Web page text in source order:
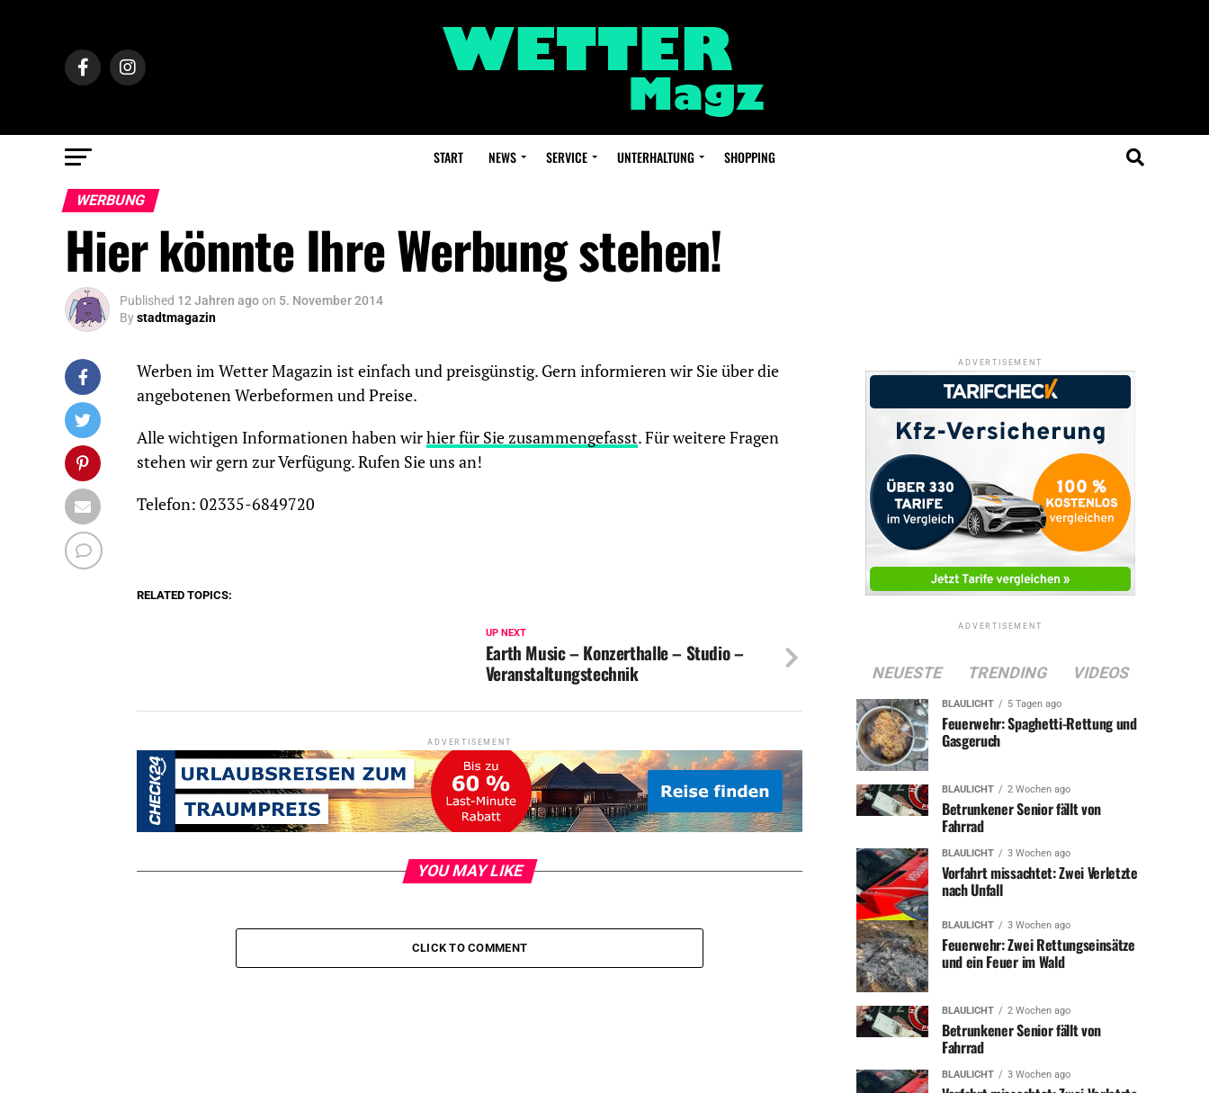
START NEWS SERVICE UNTERHALTUNG SHOPPING
WERBUNG
Hier könnte Ihre Werbung stehen!
Published 12 Jahren agoon 5. November 2014
Bystadtmagazin
Werben im Wetter Magazin ist einfach und preisgünstig. Gern informieren wir Sie über die
angebotenen Werbeformen und Preise.
Alle wichtigen Informationen haben wirhier für Sie zusammengefasst. Für weitere Fragen
stehen wir gern zur Verfügung. Rufen Sie uns an!
Telefon: 02335-6849720
RELATED TOPICS:
UP NEXT
Earth Music – Konzerthalle – Studio –
Veranstaltungstechnik
ADVERTISEMENT
YOU MAY LIKE
CLICK TO COMMENT
ADVERTISEMENT
ADVERTISEMENT
NEUESTE TRENDING VIDEOS
BLAULICHT 5 Tagen ago
Feuerwehr: Spaghetti-Rettung und
Gasgeruch
BLAULICHT 2 Wochen ago
Betrunkener Senior fällt von
Fahrrad
BLAULICHT 3 Wochen ago
Vorfahrt missachtet: Zwei Verletzte
nach Unfall
BLAULICHT 3 Wochen ago
Feuerwehr: Zwei Rettungseinsätze
und ein Feuer im Wald
BLAULICHT 2 Wochen ago
Betrunkener Senior fällt von
Fahrrad
BLAULICHT 3 Wochen ago